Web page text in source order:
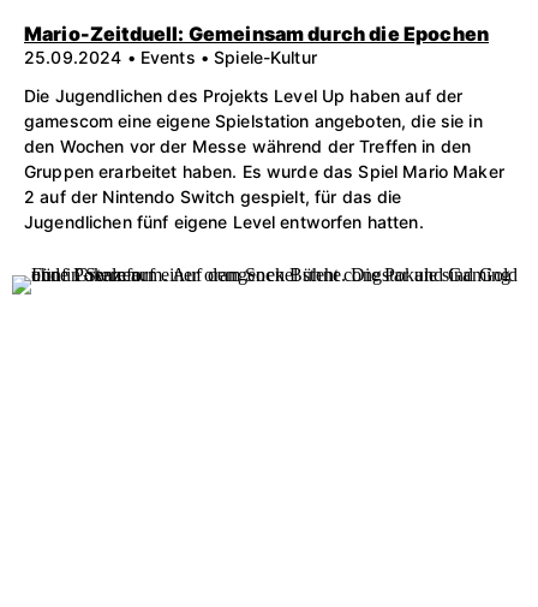
Mario-Zeitduell: Gemeinsam durch die Epochen
25.09.2024 • Events • Spiele-Kultur
Die Jugendlichen des Projekts Level Up haben auf der
gamescom eine eigene Spielstation angeboten, die sie in
den Wochen vor der Messe während der Treffen in den
Gruppen erarbeitet haben. Es wurde das Spiel Mario Maker
2 auf der Nintendo Switch gespielt, für das die
Jugendlichen fünf eigene Level entworfen hatten.